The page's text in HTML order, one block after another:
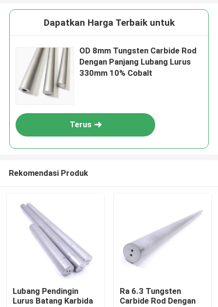
Produk
Dapatkan Harga Terbaik untuk
OD 8mm Tungsten Carbide Rod
Dengan Panjang Lubang Lurus
330mm 10% Cobalt
Terus
Rekomendasi Produk
Lubang Pendingin
Lurus Batang Karbida
Ra 6.3 Tungsten
Carbide Rod Dengan